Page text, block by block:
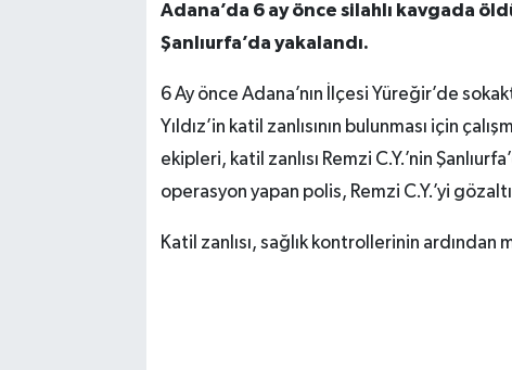
Adana’da 6 ay önce silahlı kavgada
Şanlıurfa’da yakalandı.
6 Ay önce Adana’nın İlçesi Yüreğir’de
Yıldız’in katil zanlısının bulunması için
ekipleri, katil zanlısı Remzi C.Y.’nin
operasyon yapan polis, Remzi C.Y.’yi
Katil zanlısı, sağlık kontrollerinin ardından